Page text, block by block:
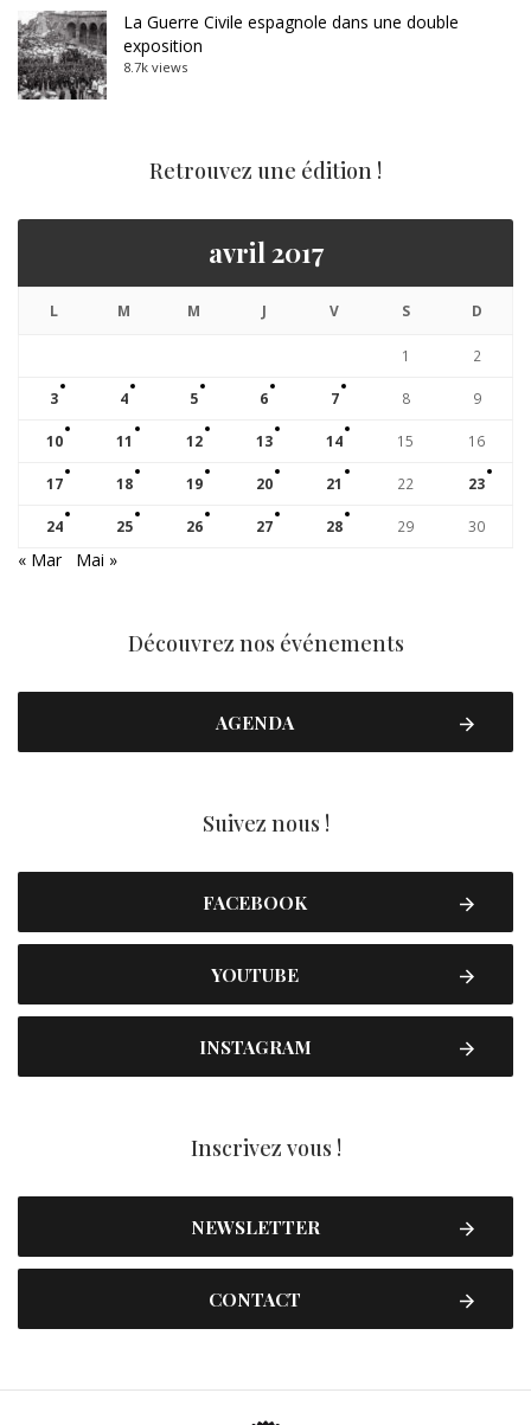
La Guerre Civile espagnole dans une double
exposition
8.7k views
Retrouvez une édition !
avril 2017
L M M J V S D
1 2
3 4 5 6 7 8 9
10 11 12 13 14 15 16
17 18 19 20 21 22 23
24 25 26 27 28 29 30
« Mar Mai »
Découvrez nos événements
AGENDA
Suivez nous !
FACEBOOK
YOUTUBE
INSTAGRAM
Inscrivez vous !
NEWSLETTER
CONTACT